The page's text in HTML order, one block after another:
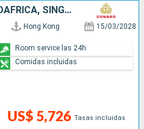
MALASIA, TAILANDIA, SUDAFRICA, SINGAPUR, MAURICE, CHINA
Hong Kong 15/03/2028
US$ 5,726 Tasas incluidas
Room service las 24h
Comidas incluidas